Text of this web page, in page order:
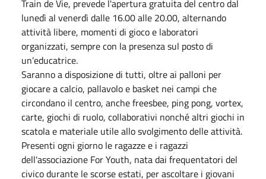
Train de Vie, prevede l'apertura gratuita del centro dal
lunedì al venerdì dalle 16.00 alle 20.00, alternando
attività libere, momenti di gioco e laboratori
organizzati, sempre con la presenza sul posto di
un’educatrice.
Saranno a disposizione di tutti, oltre ai palloni per
giocare a calcio, pallavolo e basket nei campi che
circondano il centro, anche freesbee, ping pong, vortex,
carte, giochi di ruolo, collaborativi nonché altri giochi in
scatola e materiale utile allo svolgimento delle attività.
Presenti ogni giorno le ragazze e i ragazzi
dell'associazione For Youth, nata dai frequentatori del
civico durante le scorse estati, per ascoltare i giovani